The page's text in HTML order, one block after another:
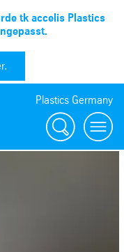
tk accelis Plastics
Plastics Germany
Suchen menu